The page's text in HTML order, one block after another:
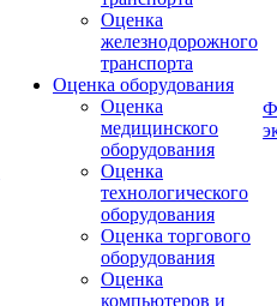
Оценка
железнодорожного
транспорта
Оценка оборудования
Оценка
медицинского
оборудования
Оценка
технологического
оборудования
Оценка торгового
оборудования
Оценка
компьютеров и